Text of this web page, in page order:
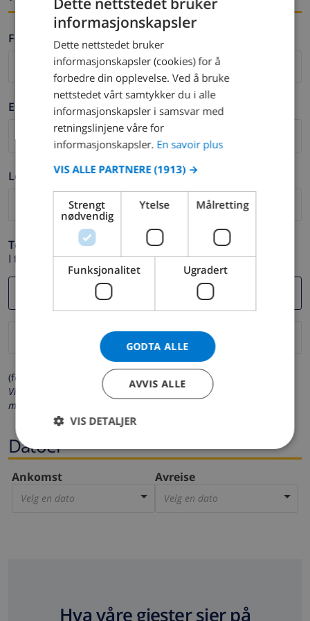
Fornavn *
Etternavn *
Logg ut *
Telefon *
I tilfelle din e-postadresse ikke fungerer.
(felter merket med * må fylles ut)
Vi respekterer ditt personvern. Dine personalia vil aldri bli delt
med andre.
Datoer
Ankomst
Velg en dato
Avreise
Velg en dato
Hva våre gjester sier på
SPANISH
GERMAN
CATALAN
NORWEGIAN
informasjonskapsler
Dette nettstedet bruker
informasjonskapsler (cookies) for å
forbedre din opplevelse. Ved å bruke
nettstedet vårt samtykker du i alle
informasjonskapsler i samsvar med
retningslinjene våre for
informasjonskapsler. En savoir plus
VIS ALLE PARTNERE (1913) →
Strengt
nødvendig
Ytelse Målretting
Funksjonalitet Ugradert
GODTA ALLE
AVVIS ALLE
VIS DETALJER